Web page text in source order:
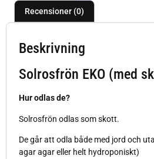
Recensioner (0)
Beskrivning
Solrosfrön EKO (med
Hur odlas de?
Solrosfrön odlas som skott.
De går att odla både med jord och
agar agar eller helt hydroponiskt)